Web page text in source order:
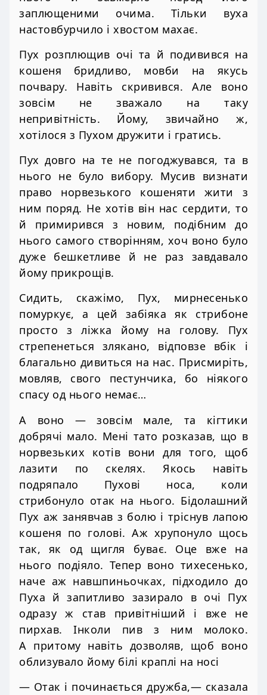
заплющеними очима. Тільки вуха
настовбурчило і хвостом махає.
Пух розплющив очі та й подивився на
кошеня бридливо, мовби на якусь
почвару. Навіть скривився. Але воно
зовсім не зважало на таку
непривітність. Йому, звичайно ж,
хотілося з Пухом дружити і гратись.
Пух довго на те не погоджувався, та в
нього не було вибору. Мусив визнати
право норвезького кошеняти жити з
ним поряд. Не хотів він нас сердити, то
й примирився з новим, подібним до
нього самого створінням, хоч воно було
дуже бешкетливе й не раз завдавало
йому прикрощів.
Сидить, скажімо, Пух, мирнесенько
помуркує, а цей забіяка як стрибоне
просто з ліжка йому на голову. Пух
стрепенеться злякано, відповзе вбік і
благально дивиться на нас. Присмиріть,
мовляв, свого пестунчика, бо ніякого
спасу од нього немає…
А воно — зовсім мале, та кігтики
добрячі мало. Мені тато розказав, що в
норвезьких котів вони для того, щоб
лазити по скелях. Якось навіть
подряпало Пухові носа, коли
стрибонуло отак на нього. Бідолашний
Пух аж занявчав з болю і тріснув лапою
кошеня по голові. Аж хрупонуло щось
так, як од щигля буває. Оце вже на
нього подіяло. Тепер воно тихесенько,
наче аж навшпиньочках, підходило до
Пуха й запитливо зазирало в очі Пух
одразу ж став привітніший і вже не
пирхав. Інколи пив з ним молоко.
А притому навіть дозволяв, щоб воно
облизувало йому білі краплі на носі
— Отак і починається дружба,— сказала